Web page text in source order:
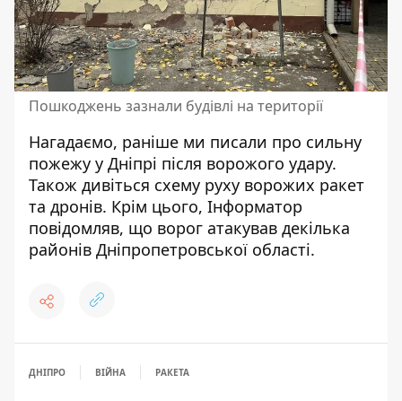
Пошкоджень зазнали будівлі на території
Нагадаємо, раніше ми писали про сильну
пожежу у Дніпрі після ворожого удару.
Також дивіться схему руху ворожих ракет
та дронів. Крім цього, Інформатор
повідомляв, що ворог атакував декілька
районів Дніпропетровської області.
ДНІПРО ВІЙНА РАКЕТА